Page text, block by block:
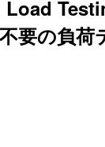
要の負荷